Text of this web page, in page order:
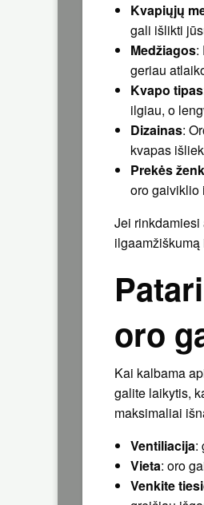
Kvapiųjų
gali išlikti
Medžiagos:
geriau
Kvapo tipas
ilgiau, o
Dizainas:
kvapas
Prekės
oro gaiviklio
Jei
oro
Kai kalbama
galite laikytis,
maksimaliai
Ventiliacija:
Vieta: oro
Venkite